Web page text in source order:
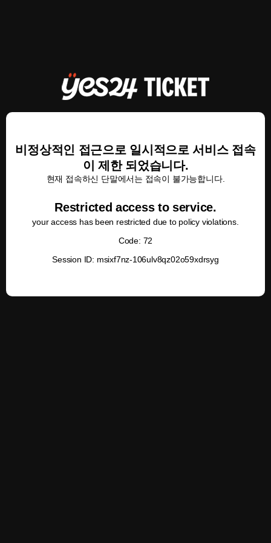
비정상적인 접근으로 일시적으로 서비스 접속
이 제한 되었습니다.
현재 접속하신 단말에서는 접속이 불가능합니다.
Restricted access to service.
your access has been restricted due to policy violations.
Code: 72
Session ID: msixf7nz-106ulv8qz02o59xdrsyg